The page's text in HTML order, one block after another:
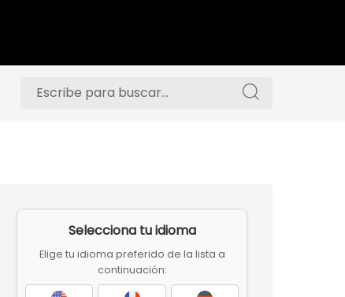
Buscar: Buscar:
Selecciona tu idioma
Elige tu idioma preferido de la lista a
continuación: